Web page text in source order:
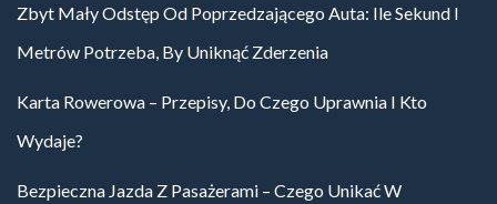
Zbyt Mały Odstęp Od Poprzedzającego Auta: Ile Sekund I
Metrów Potrzeba, By Uniknąć Zderzenia
Karta Rowerowa – Przepisy, Do Czego Uprawnia I Kto
Wydaje?
Bezpieczna Jazda Z Pasażerami – Czego Unikać W